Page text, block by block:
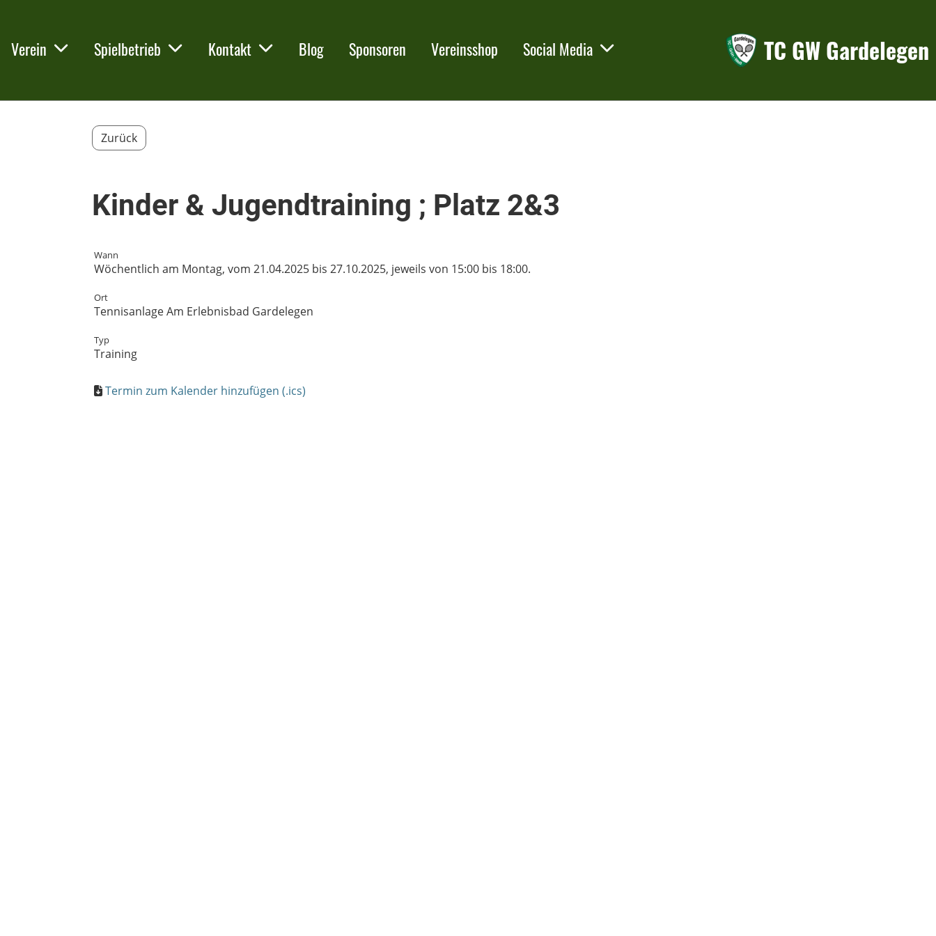
Verein Spielbetrieb Kontakt Blog Sponsoren Vereinsshop Social Media TC GW Gardelegen
Zurück
Kinder & Jugendtraining ; Platz 2&3
Wann
Wöchentlich am Montag, vom 21.04.2025 bis 27.10.2025, jeweils von 15:00 bis 18:00.
Ort
Tennisanlage Am Erlebnisbad Gardelegen
Typ
Training
Termin zum Kalender hinzufügen (.ics)